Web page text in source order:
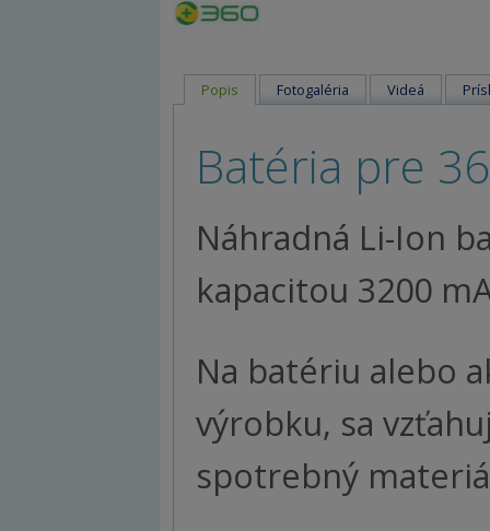
Popis Fotogaléria Videá
Batéria pre
Náhradná Li-Ion
kapacitou 3200
Na batériu alebo
výrobku, sa
spotrebný